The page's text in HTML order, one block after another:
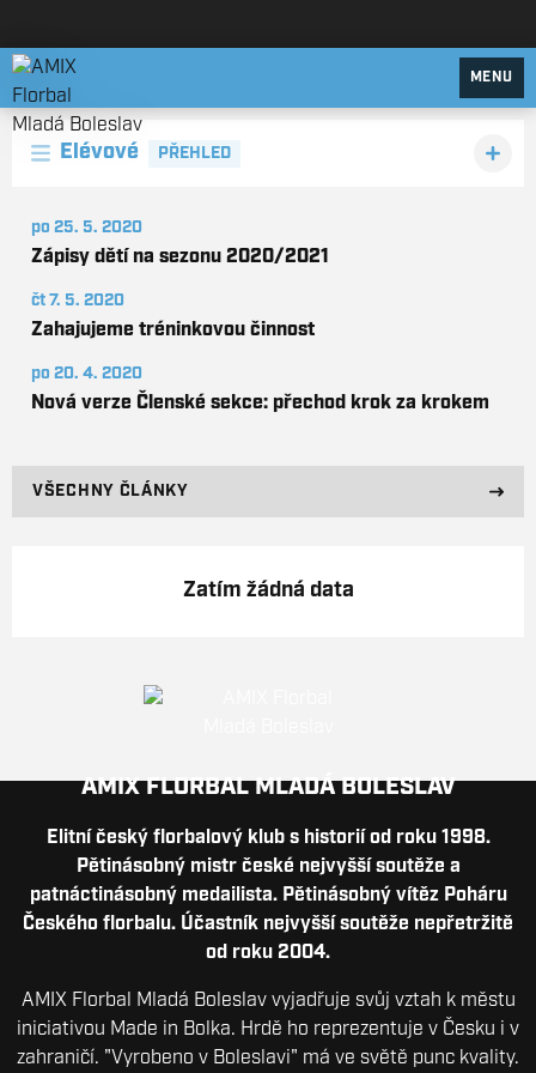
AMIX Florbal Mladá Boleslav
MENU
Elévové PŘEHLED
po 25. 5. 2020
Zápisy dětí na sezonu 2020/2021
čt 7. 5. 2020
Zahajujeme tréninkovou činnost
po 20. 4. 2020
Nová verze Členské sekce: přechod krok za krokem
VŠECHNY ČLÁNKY
Zatím žádná data
AMIX FLORBAL MLADÁ BOLESLAV
Elitní český florbalový klub s historií od roku 1998.
Pětinásobný mistr české nejvyšší soutěže a
patnáctinásobný medailista. Pětinásobný vítěz Poháru
Českého florbalu. Účastník nejvyšší soutěže nepřetržitě
od roku 2004.
AMIX Florbal Mladá Boleslav vyjadřuje svůj vztah k městu
iniciativou Made in Bolka. Hrdě ho reprezentuje v Česku i v
zahraničí. "Vyrobeno v Boleslavi" má ve světě punc kvality.